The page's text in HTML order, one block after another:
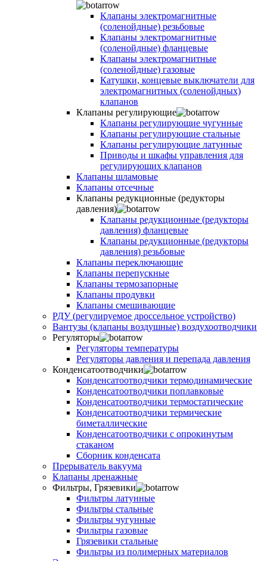
Клапаны электромагнитные
(соленойдные) резьбовые
Клапаны электромагнитные
(соленойдные) фланцевые
Клапаны электромагнитные
(соленойдные) газовые
Катушки, концевые выключатели для
электромагнитных (соленойдных)
клапанов
Клапаны регулирующие
Клапаны регулирующие чугунные
Клапаны регулирующие стальные
Клапаны регулирующие латунные
Приводы и шкафы управления для
регулирующих клапанов
Клапаны шламовые
Клапаны отсечные
Клапаны редукционные (редукторы
давления)
Клапаны редукционные (редукторы
давления) фланцевые
Клапаны редукционные (редукторы
давления) резьбовые
Клапаны переключающие
Клапаны перепускные
Клапаны термозапорные
Клапаны продувки
Клапаны смешивающие
РДУ (регулируемое дроссельное устройство)
Вантузы (клапаны воздушные) воздухоотводчики
Регуляторы
Регуляторы температуры
Регуляторы давления и перепада давления
Конденсатоотводчики
Конденсатоотводчики термодинамические
Конденсатоотводчики поплавковые
Конденсатоотводчики термостатические
Конденсатоотводчики термические
биметаллические
Конденсатоотводчики с опрокинутым
стаканом
Сборник конденсата
Прерыватель вакуума
Клапаны дренажные
Фильтры, Грязевики
Фильтры латунные
Фильтры стальные
Фильтры чугунные
Фильтры газовые
Грязевики стальные
Фильтры из полимерных материалов